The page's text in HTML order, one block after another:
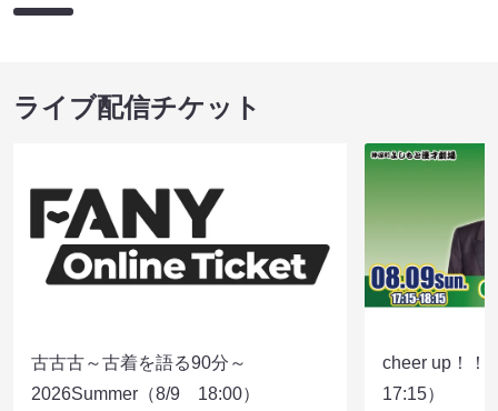
ライブ配信チケット
古古古～古着を語る90分～
2026Summer（8/9 18:00）
cheer up！
17:15）